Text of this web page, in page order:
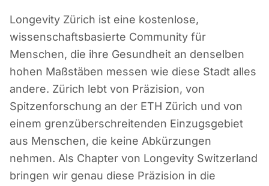
Longevity Zürich ist eine kostenlose,
wissenschaftsbasierte Community für
Menschen, die ihre Gesundheit an denselben
hohen Maßstäben messen wie diese Stadt alles
andere. Zürich lebt von Präzision, von
Spitzenforschung an der ETH Zürich und von
einem grenzüberschreitenden Einzugsgebiet
aus Menschen, die keine Abkürzungen
nehmen. Als Chapter von Longevity Switzerland
bringen wir genau diese Präzision in die